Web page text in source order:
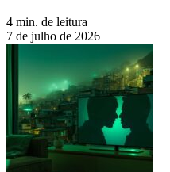
4 min. de leitura
7 de julho de 2026